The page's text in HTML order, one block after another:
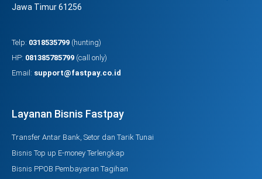
Jawa Timur 61256
Telp: 0318535799 (hunting)
HP: 081385785799 (call only)
Email: support@fastpay.co.id
Layanan Bisnis Fastpay
Transfer Antar Bank, Setor dan Tarik Tunai
Bisnis Top up E-money Terlengkap
Bisnis PPOB Pembayaran Tagihan